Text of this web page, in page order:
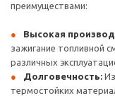
преимуществами:
Высокая
зажигание топливной
различных
Долговечность:
термостойких